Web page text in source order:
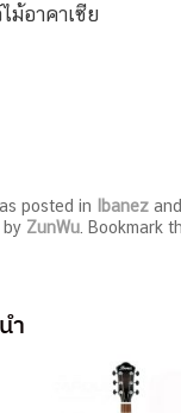
ม้อาคาเซีย
posted in Ibanez
by ZunWu. Bookmark
ำ